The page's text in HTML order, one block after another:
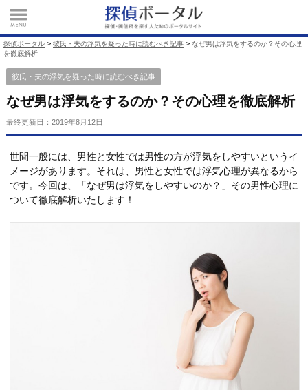
探偵ポータル > 彼氏・夫の浮気を疑った時に読むべき記事 > なぜ男は浮気をするのか？その心理
を徹底解析
彼氏・夫の浮気を疑った時に読むべき記事
なぜ男は浮気をするのか？その心理を徹底解析
最終更新日： 2019年8月12日
世間一般には、男性と女性では男性の方が浮気をしやすいというイ
メージがあります。それは、男性と女性では浮気心理が異なるから
です。今回は、「なぜ男は浮気をしやすいのか？」その男性心理に
ついて徹底解析いたします！